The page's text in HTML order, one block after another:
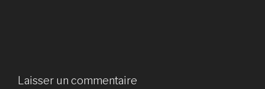
Laisser un commentaire